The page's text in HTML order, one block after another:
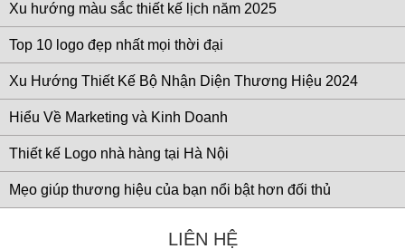
Xu hướng màu sắc thiết kế lịch năm 2025
Top 10 logo đẹp nhất mọi thời đại
Xu Hướng Thiết Kế Bộ Nhận Diện Thương Hiệu 2024
Hiểu Về Marketing và Kinh Doanh
Thiết kế Logo nhà hàng tại Hà Nội
Mẹo giúp thương hiệu của bạn nổi bật hơn đối thủ
LIÊN HỆ